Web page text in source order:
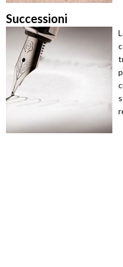
Successioni